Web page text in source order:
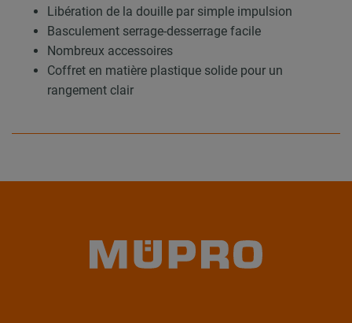
Libération de la douille par simple impulsion
Basculement serrage-desserrage facile
Nombreux accessoires
Coffret en matière plastique solide pour un
rangement clair